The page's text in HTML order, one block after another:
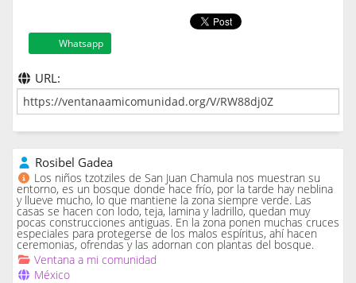
Whatsapp
URL:
Rosibel Gadea
Los niños tzotziles de San Juan Chamula nos muestran su
entorno, es un bosque donde hace frío, por la tarde hay neblina
y llueve mucho, lo que mantiene la zona siempre verde. Las
casas se hacen con lodo, teja, lamina y ladrillo, quedan muy
pocas construcciones antiguas. En la zona ponen muchas cruces
especiales para protegerse de los malos espíritus, ahí hacen
ceremonias, ofrendas y las adornan con plantas del bosque.
Ventana a mi comunidad
México